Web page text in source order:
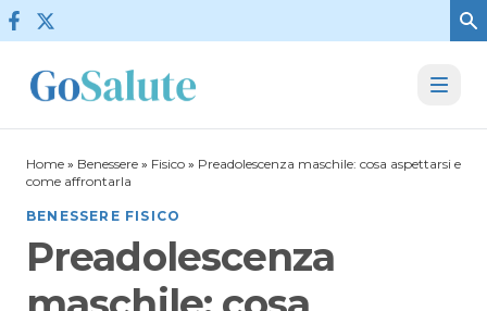
Vai al contenuto
Home » Benessere » Fisico » Preadolescenza maschile: cosa aspettarsi e
come affrontarla
BENESSERE FISICO
Preadolescenza